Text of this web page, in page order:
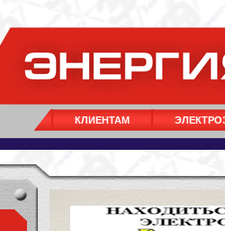
КЛИЕНТАМ